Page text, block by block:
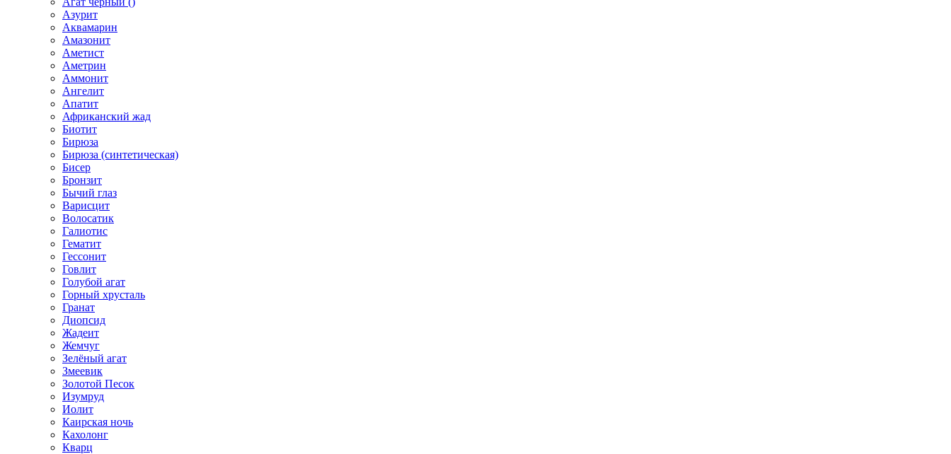
Азурит
Аквамарин
Амазонит
Аметист
Аметрин
Аммонит
Ангелит
Апатит
Африканский жад
Биотит
Бирюза
Бирюза (синтетическая)
Бисер
Бронзит
Бычий глаз
Варисцит
Волосатик
Галиотис
Гематит
Гессонит
Говлит
Голубой агат
Горный хрусталь
Гранат
Диопсид
Жадеит
Жемчуг
Зелёный агат
Змеевик
Золотой Песок
Изумруд
Иолит
Каирская ночь
Кахолонг
Кварц